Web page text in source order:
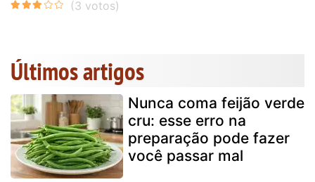
Últimos artigos
Nunca coma feijão verde
cru: esse erro na
preparação pode fazer
você passar mal